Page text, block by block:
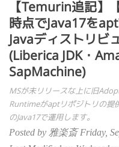
【Temurin追記】
時点でJava17を
Javaディストリビ
(Liberica JDK・
SapMachine)
MSが未リリースな上に旧
Runtimeがaptリポジトリの提
のJava17で運用します。
Posted by 雅楽斎 Friday,